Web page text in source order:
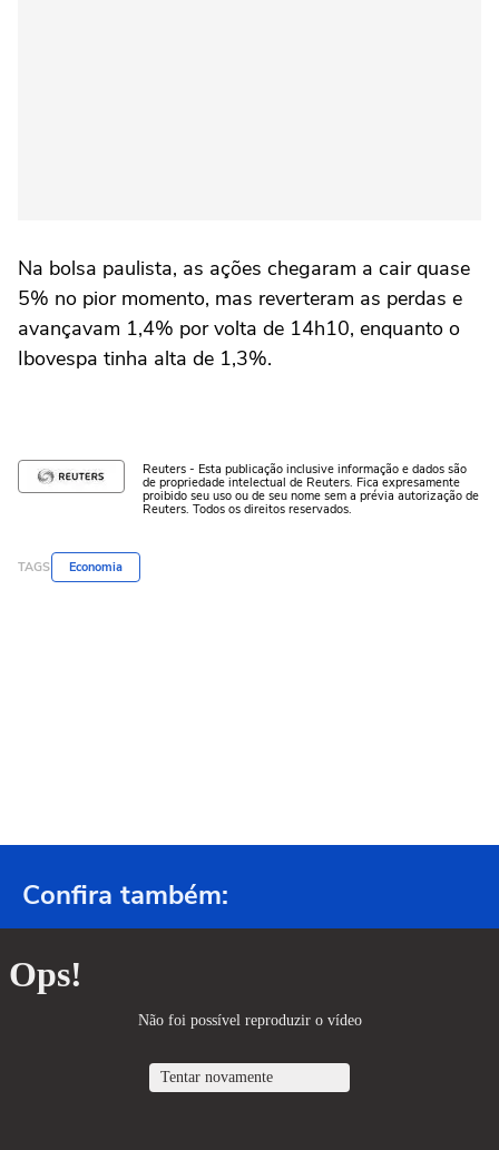
Na bolsa paulista, as ações chegaram a cair quase
5% no pior momento, mas reverteram as perdas e
avançavam 1,4% por volta de 14h10, enquanto o
Ibovespa tinha alta de 1,3%.
Reuters - Esta publicação inclusive informação e dados são
de propriedade intelectual de Reuters. Fica expresamente
proibido seu uso ou de seu nome sem a prévia autorização de
Reuters. Todos os direitos reservados.
TAGS Economia
Confira também: